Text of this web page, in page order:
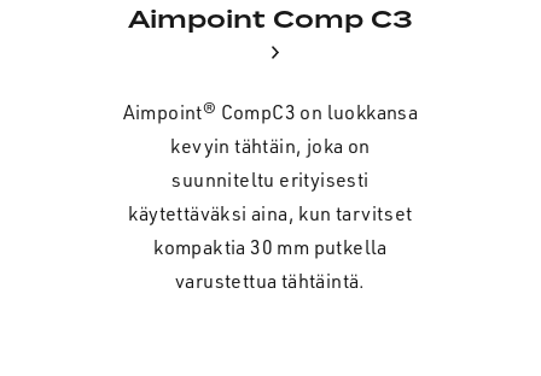
Aimpoint Comp C3
Aimpoint® CompC3 on luokkansa
kevyin tähtäin, joka on
suunniteltu erityisesti
käytettäväksi aina, kun tarvitset
kompaktia 30 mm putkella
varustettua tähtäintä.